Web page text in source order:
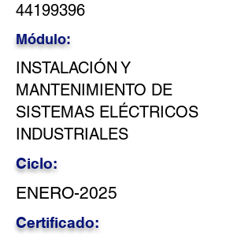
44199396
Módulo:
INSTALACIÓN Y
MANTENIMIENTO DE
SISTEMAS ELÉCTRICOS
INDUSTRIALES
Ciclo:
ENERO-2025
Certificado: